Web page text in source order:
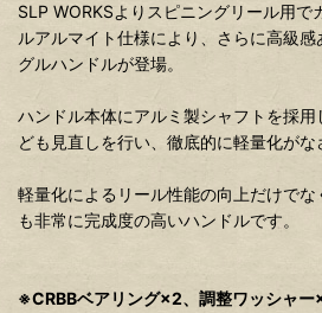
SLP WORKSよりスピニングリール用で
ルアルマイト仕様により、さらに高級
グルハンドルが登場。
ハンドル本体にアルミ製シャフトを採
ども見直しを行い、徹底的に軽量化がな
軽量化によるリール性能の向上だけで
も非常に完成度の高いハンドルです。
※CRBBベアリング×2、調整ワッシャ